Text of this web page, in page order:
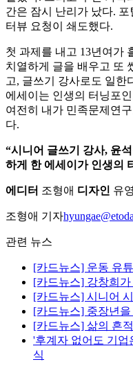
간은 잠시 난리가 났다.
터뷰 요청이 쇄도했다.
첫 과제를 내고 13년여가
치열하게 글을 배우고 또
고, 글쓰기 강사로도 일한
에세이는 인생의 터닝포
여전히 내가 민족문제연
다.
“시니어 글쓰기 강사, 윤
하게 한 에세이가 인생의
에디터 조형애 디자인 유
조형애 기자
관련 뉴스
[카드뉴스] 운동 유
[카드뉴스] 강창희
[카드뉴스] 시니어
[카드뉴스] 중장년
[카드뉴스] 삶의 흔
'후계자 없어도 기
식